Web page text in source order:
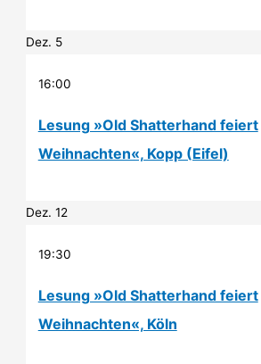
Dez. 5
16:00
Lesung »Old Shatterhand feiert
Weihnachten«, Kopp (Eifel)
Dez.12
19:30
Lesung »Old Shatterhand feiert
Weihnachten«, Köln